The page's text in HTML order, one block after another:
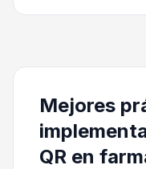
Mejores
QR en